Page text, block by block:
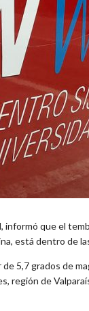
que el
está dentro de
5,7 grados de
región de